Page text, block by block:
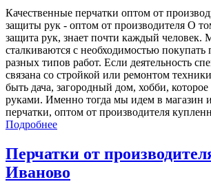
Качественные перчатки оптом от
защиты рук - оптом от производителя О
защита рук, знает почти каждый человек.
сталкиваются с необходимостью покупать
разных типов работ. Если деятельность
связана со стройкой или ремонтом
быть дача, загородный дом, хобби, которое
руками. Именно тогда мы идем в магазин
перчатки, оптом от производителя
Подробнее
Перчатки от
Иваново